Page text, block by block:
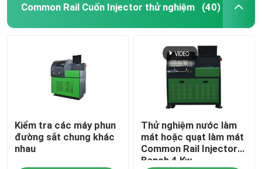
Về chúng tôi
Tham quan nhà máy
Liên hệ chúng tôi
Common Rail Cuốn Injector thử nghiệm (40)
Kiểm tra các máy phun
đường sắt chung khác
nhau
Thử nghiệm nước làm
mát hoặc quạt làm mát
Common Rail Injector
Bench 4 Kw